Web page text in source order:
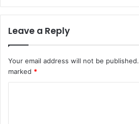
Leave a Reply
Your email address will not be published.
marked *